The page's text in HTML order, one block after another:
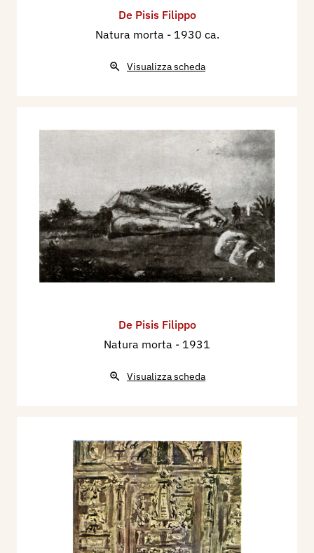
De Pisis Filippo
Natura morta - 1930 ca.
Visualizza scheda
De Pisis Filippo
Natura morta - 1931
Visualizza scheda